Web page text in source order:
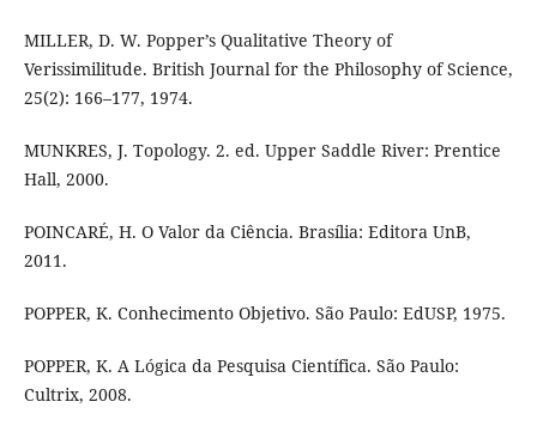
MILLER, D. W. Popper’s Qualitative Theory of
Verissimilitude. British Journal for the Philosophy of Science,
25(2): 166–177, 1974.
MUNKRES, J. Topology. 2. ed. Upper Saddle River: Prentice
Hall, 2000.
POINCARÉ, H. O Valor da Ciência. Brasília: Editora UnB,
2011.
POPPER, K. Conhecimento Objetivo. São Paulo: EdUSP, 1975.
POPPER, K. A Lógica da Pesquisa Científica. São Paulo:
Cultrix, 2008.